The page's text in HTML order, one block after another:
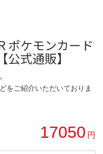
ポケモンカード
公式通販】
をご紹介いただいておりま
17050 円